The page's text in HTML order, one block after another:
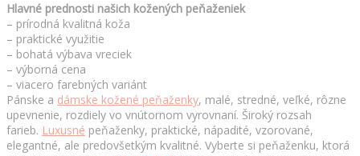
Hlavné prednosti našich kožených peňaženiek
– prírodná kvalitná koža
– praktické využitie
– bohatá výbava vreciek
– výborná cena
– viacero farebných variánt
Pánske a dámske kožené peňaženky, malé, stredné, veľké, rôzne
upevnenie, rozdiely vo vnútornom vyrovnaní. Široký rozsah
farieb. Luxusné peňaženky, praktické, nápadité, vzorované,
elegantné, ale predovšetkým kvalitné. Vyberte si peňaženku, ktorá